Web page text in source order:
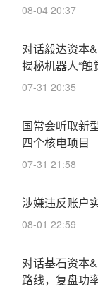
08-04 20:37
对话毅达资本
揭秘机器人“
07-31 20:35
国常会听取新
四个核电项目
07-31 21:58
涉嫌违反账户
08-01 22:59
对话基石资本
路线，复盘功